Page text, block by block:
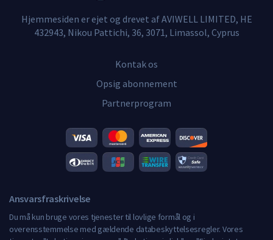
Hjemmesiden er ejet og drevet af AVIWELL LIMITED, HE
432943, Nikou Pattichi, 36, 3071, Limassol, Cyprus
Kontak os
Opsig abonnement
Partnerprogram
Ansvarsfraskrivelse
Du må kun bruge vores tjenester til lovlige formål og i
overensstemmelse med gældende databeskyttelsesregler. Vores